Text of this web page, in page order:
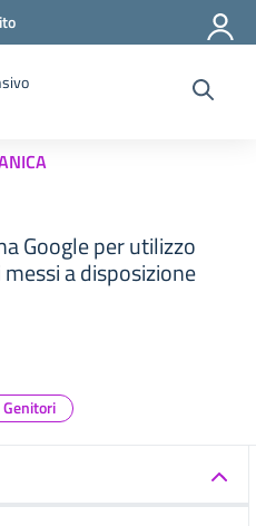
Google per utilizzo
a disposizione
Genitori